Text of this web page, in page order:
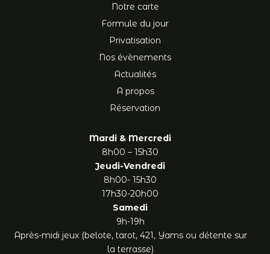
Notre carte
Formule du jour
Privatisation
Nos évènements
Actualités
A propos
Réservation
Mardi & Mercredi
8h00 – 15h30
Jeudi-Vendredi
8h00- 15h30
17h30-20h00
Samedi
9h-19h
Après-midi jeux (belote, tarot, 421, Yams ou détente sur
la terrasse)